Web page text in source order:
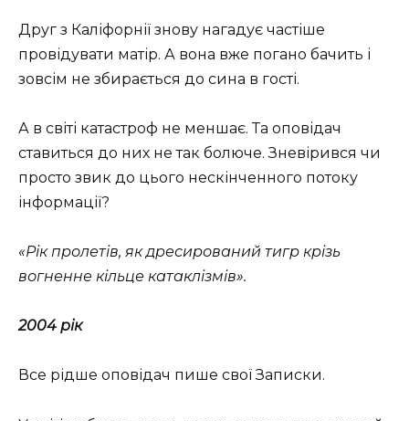
Друг з Каліфорнії знову нагадує частіше
провідувати матір. А вона вже погано бачить і
зовсім не збирається до сина в гості.
А в світі катастроф не меншає. Та оповідач
ставиться до них не так болюче. Зневірився чи
просто звик до цього нескінченного потоку
інформації?
«Рік пролетів, як дресирований тигр крізь
вогненне кільце катаклізмів».
2004 рік
Все рідше оповідач пише свої Записки.